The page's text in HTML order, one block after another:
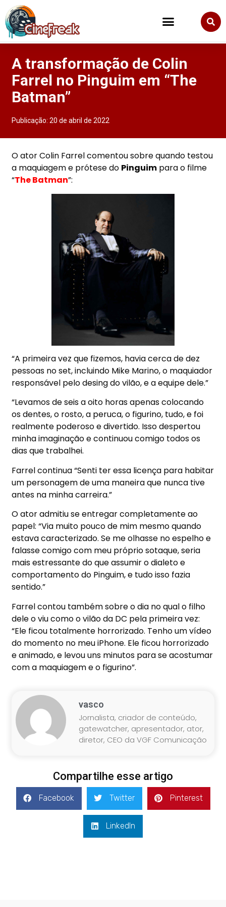
A transformação de Colin
Farrel no Pinguim em “The
Batman”
Publicação:20 de abril de 2022
O ator Colin Farrel comentou sobre quando testou
a maquiagem e prótese do Pinguim para o filme
“The Batman”:
“A primeira vez que fizemos, havia cerca de dez
pessoas no set, incluindo Mike Marino, o maquiador
responsável pelo desing do vilão, e a equipe dele.”
“Levamos de seis a oito horas apenas colocando
os dentes, o rosto, a peruca, o figurino, tudo, e foi
realmente poderoso e divertido. Isso despertou
minha imaginação e continuou comigo todos os
dias que trabalhei.
Farrel continua “Senti ter essa licença para habitar
um personagem de uma maneira que nunca tive
antes na minha carreira.”
O ator admitiu se entregar completamente ao
papel: “Via muito pouco de mim mesmo quando
estava caracterizado. Se me olhasse no espelho e
falasse comigo com meu próprio sotaque, seria
mais estressante do que assumir o dialeto e
comportamento do Pinguim, e tudo isso fazia
sentido.”
Farrel contou também sobre o dia no qual o filho
dele o viu como o vilão da DC pela primeira vez:
“Ele ficou totalmente horrorizado. Tenho um vídeo
do momento no meu iPhone. Ele ficou horrorizado
e animado, e levou uns minutos para se acostumar
com a maquiagem e o figurino”.
vasco
Jornalista, criador de conteúdo,
gatewatcher, apresentador, ator,
diretor, CEO da VGF Comunicação
Compartilhe esse artigo
Facebook Twitter Pinterest
LinkedIn